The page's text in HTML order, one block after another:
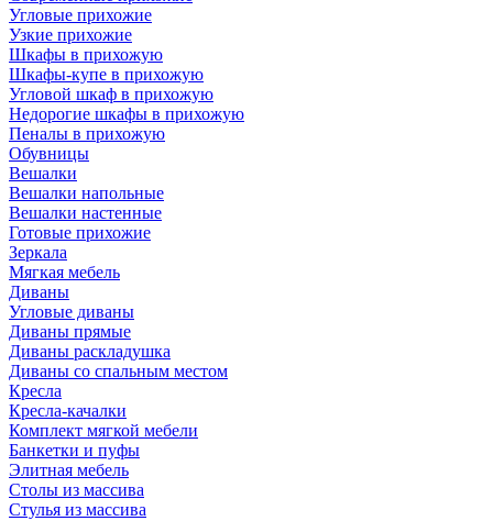
Угловые прихожие
Узкие прихожие
Шкафы в прихожую
Шкафы-купе в прихожую
Угловой шкаф в прихожую
Недорогие шкафы в прихожую
Пеналы в прихожую
Обувницы
Вешалки
Вешалки напольные
Вешалки настенные
Готовые прихожие
Зеркала
Мягкая мебель
Диваны
Угловые диваны
Диваны прямые
Диваны раскладушка
Диваны со спальным местом
Кресла
Кресла-качалки
Комплект мягкой мебели
Банкетки и пуфы
Элитная мебель
Столы из массива
Стулья из массива